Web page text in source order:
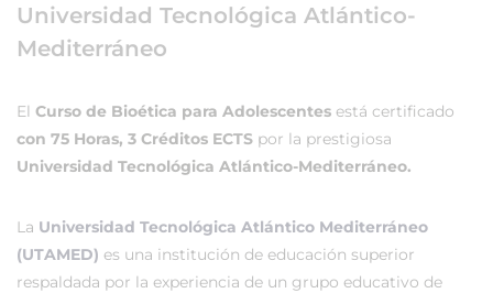
Universidad Tecnológica Atlántico-
Mediterráneo
El Curso de Bioética para Adolescentes está certificado
con 75 Horas, 3 Créditos ECTS por la prestigiosa
Universidad Tecnológica Atlántico-Mediterráneo.
La Universidad Tecnológica Atlántico Mediterráneo
(UTAMED) es una institución de educación superior
respaldada por la experiencia de un grupo educativo de